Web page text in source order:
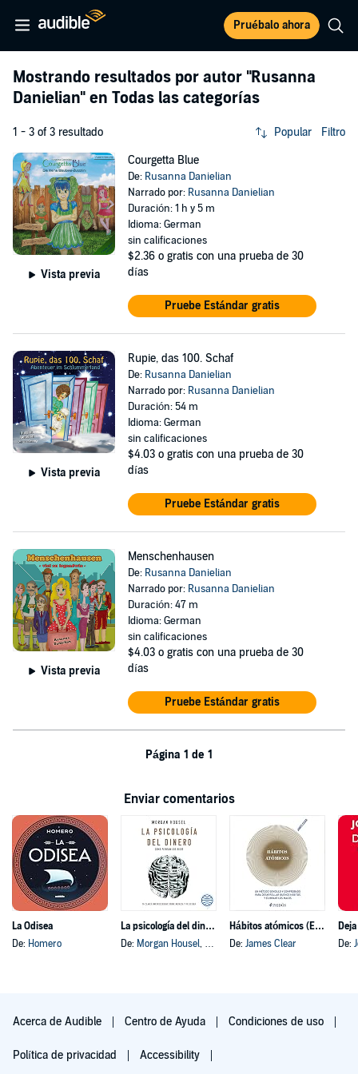
Pruébalo ahora
Mostrando resultados por autor "Rusanna
Danielian" en Todas las categorías
1 - 3 of 3 resultado Popular Filtro
Vista previa
Courgetta Blue
De: Rusanna Danielian
Narrado por: Rusanna Danielian
Duración: 1 h y 5 m
Idioma: German
sin calificaciones
$2.36 o gratis con una prueba de 30
días
Pruebe Estándar gratis
Vista previa
Rupie, das 100. Schaf
De: Rusanna Danielian
Narrado por: Rusanna Danielian
Duración: 54 m
Idioma: German
sin calificaciones
$4.03 o gratis con una prueba de 30
días
Pruebe Estándar gratis
Vista previa
Menschenhausen
De: Rusanna Danielian
Narrado por: Rusanna Danielian
Duración: 47 m
Idioma: German
sin calificaciones
$4.03 o gratis con una prueba de 30
días
Pruebe Estándar gratis
Página 1 de 1
Enviar comentarios
La Odisea
De: Homero
La psicología del dinero
De: Morgan Housel, y otros
Hábitos atómicos (Español neutro)
De: James Clear
De:
Acerca de Audible Centro de Ayuda Condiciones de uso
Política de privacidad Accessibility